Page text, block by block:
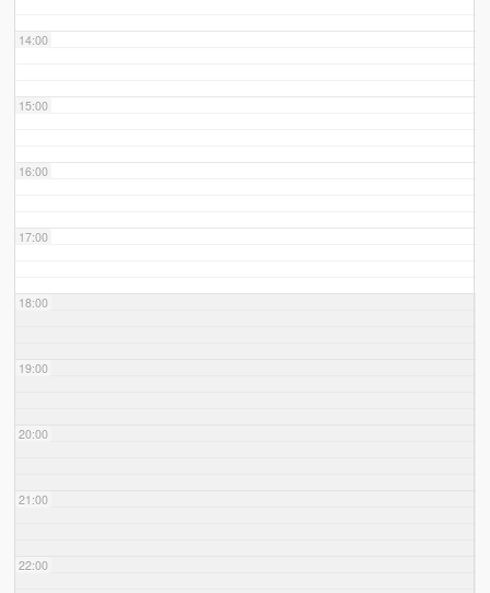
14:00
15:00
16:00
17:00
18:00
19:00
20:00
21:00
22:00